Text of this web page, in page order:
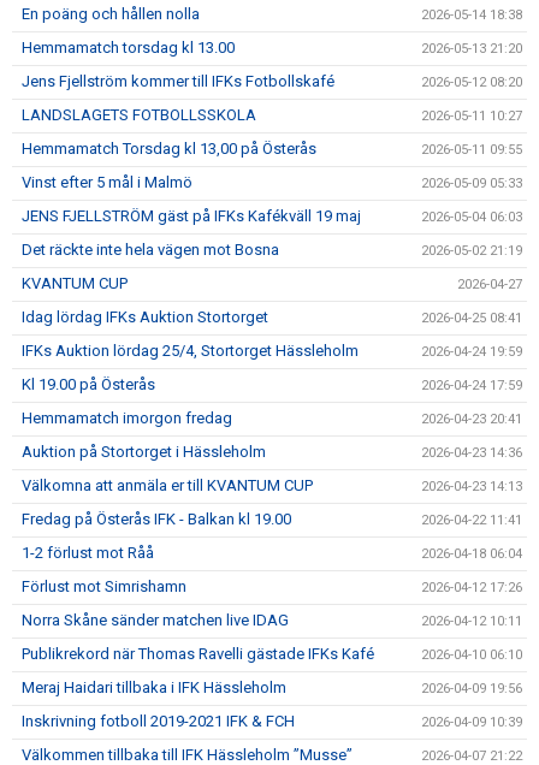
En poäng och hållen nolla 2026-05-14 18:38
Hemmamatch torsdag kl 13.00 2026-05-13 21:20
Jens Fjellström kommer till IFKs Fotbollskafé 2026-05-12 08:20
LANDSLAGETS FOTBOLLSSKOLA 2026-05-11 10:27
Hemmamatch Torsdag kl 13,00 på Österås 2026-05-11 09:55
Vinst efter 5 mål i Malmö 2026-05-09 05:33
JENS FJELLSTRÖM gäst på IFKs Kafékväll 19 maj 2026-05-04 06:03
Det räckte inte hela vägen mot Bosna 2026-05-02 21:19
KVANTUM CUP 2026-04-27
Idag lördag IFKs Auktion Stortorget 2026-04-25 08:41
IFKs Auktion lördag 25/4, Stortorget Hässleholm 2026-04-24 19:59
Kl 19.00 på Österås 2026-04-24 17:59
Hemmamatch imorgon fredag 2026-04-23 20:41
Auktion på Stortorget i Hässleholm 2026-04-23 14:36
Välkomna att anmäla er till KVANTUM CUP 2026-04-23 14:13
Fredag på Österås IFK - Balkan kl 19.00 2026-04-22 11:41
1-2 förlust mot Råå 2026-04-18 06:04
Förlust mot Simrishamn 2026-04-12 17:26
Norra Skåne sänder matchen live IDAG 2026-04-12 10:11
Publikrekord när Thomas Ravelli gästade IFKs Kafé 2026-04-10 06:10
Meraj Haidari tillbaka i IFK Hässleholm 2026-04-09 19:56
Inskrivning fotboll 2019-2021 IFK & FCH 2026-04-09 10:39
Välkommen tillbaka till IFK Hässleholm ”Musse” 2026-04-07 21:22